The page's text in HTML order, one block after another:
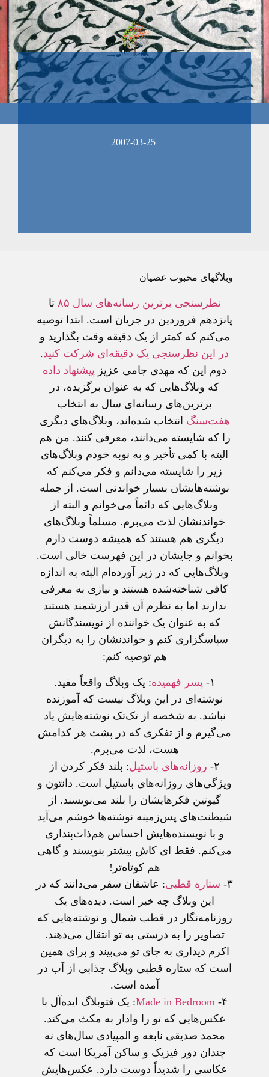
2007-03-25
وبلاگهای محبوب عصيان
نظرسنجی برترين رسانه‌های سال ۸۵
تا
پانزدهم فروردين در جريان است. ابتدا توصيه
می‌کنم که کمتر از يک دقيقه وقت بگذاريد و
در اين نظرسنجی يک دقيقه‌ای شرکت کنيد.
دوم اين که مهدی جامی عزيز پيشنهاد داده
که وبلاگ‌هايی که به عنوان برگزيده، در
برترين‌های رسانه‌ای سال به انتخاب
هفت‌سنگ انتخاب شده‌اند، وبلاگ‌های ديگری
را که شايسته می‌دانند، معرفی کنند. من هم
البته با کمی تأخير و به نوبه خودم وبلاگ‌های
زير را شايسته می‌دانم و فکر می‌کنم که
نوشته‌هايشان بسيار خواندنی است. از جمله
وبلاگ‌هايی که دائماً می‌خوانم و البته از
خواندنشان لذت می‌برم. مسلماً وبلاگ‌های
ديگری هم هستند که هميشه دوست دارم
بخوانم و جايشان در اين فهرست خالی است.
وبلاگ‌هايی که در زير آورده‌ام البته به اندازه
کافی شناخته‌شده هستند و نيازی به معرفی
ندارند اما به نظرم آن قدر ارزشمند هستند
که به عنوان يک خواننده از نويسندگانش
سپاسگزاری کنم و خواندنشان را به ديگران
هم توصيه کنم:
۱- پسر فهميده: يک وبلاگ واقعاً مفيد.
نوشته‌ای در اين وبلاگ نيست که آموزنده
نباشد. به شخصه از تک‌تک نوشته‌هايش ياد
می‌گيرم و از تفکری که در پشت هر کدامش
هست، لذت می‌برم.
۲-
روزانه‌های باستيل: بلند فکر کردن از
ويژگی‌های روزانه‌های باستيل است. دانتون و
گيوتين فکرهايشان را بلند می‌نويسند. از
شيطنت‌های پس‌زمينه نوشته‌ها خوشم می‌آید
و با نويسنده‌هايش احساس هم‌ذات‌پنداری
می‌کنم. فقط ای کاش بيشتر بنويسند و گاهی
هم کوتاه‌تر!
۳- ستاره قطبی: عاشقان سفر می‌دانند که در
اين وبلاگ چه خبر است. ديده‌های يک
روزنامه‌نگار در قطب شمال و نوشته‌هايی که
تصاوير را به درستی به تو انتقال می‌دهند.
اکرم ديداری به جای تو می‌بيند و برای همين
است که ستاره قطبی وبلاگ جذابی از آب در
آمده است.
۴-
Made in Bedroom: يک فتوبلاگ ايده‌آل با
عکس‌هايی که تو را وادار به مکث می‌کند.
محمد صديقی نابغه و المپيادی سال‌های نه
چندان دور فيزيک و ساکن آمريکا است که
عکاسی را شديداً دوست دارد. عکس‌هايش